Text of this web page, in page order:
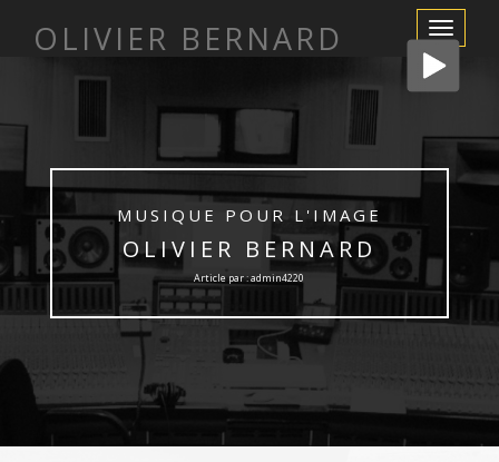
Afficher/
la
navigation
OLIVIER BERNARD
MUSIQUE POUR L'IMAGE
OLIVIER BERNARD
Article par : admin4220